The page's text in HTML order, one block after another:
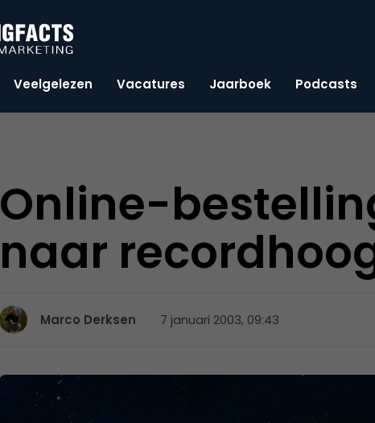
Veelgelezen Vacatures Jaarboek Podcasts
Online-
naar
Marco Derksen 7 januari 2003, 09:43